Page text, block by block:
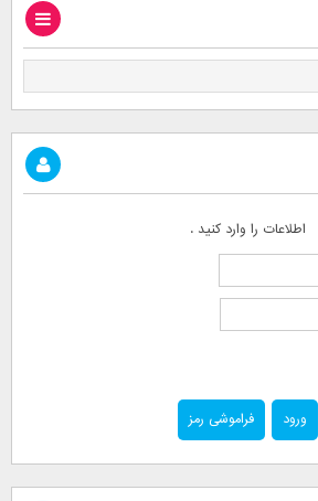
اطلاعات را وارد کنید .
فراموشی رمز